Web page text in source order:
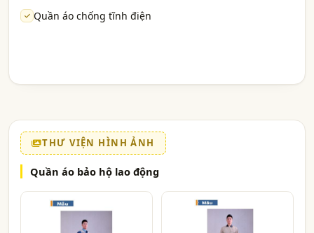
Quần áo chống tĩnh điện
THƯ VIỆN HÌNH ẢNH
Quần áo bảo hộ lao động